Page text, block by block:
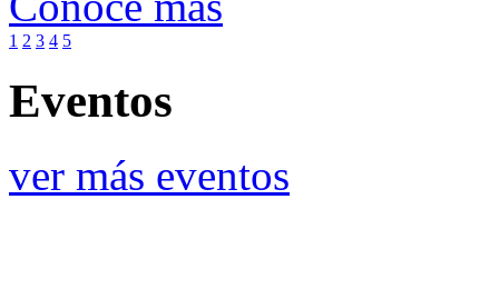
1 2 3 4 5
Eventos
ver más eventos